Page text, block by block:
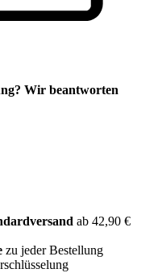
Wir beantworten
ab 42,90 €
zu jeder Bestellung